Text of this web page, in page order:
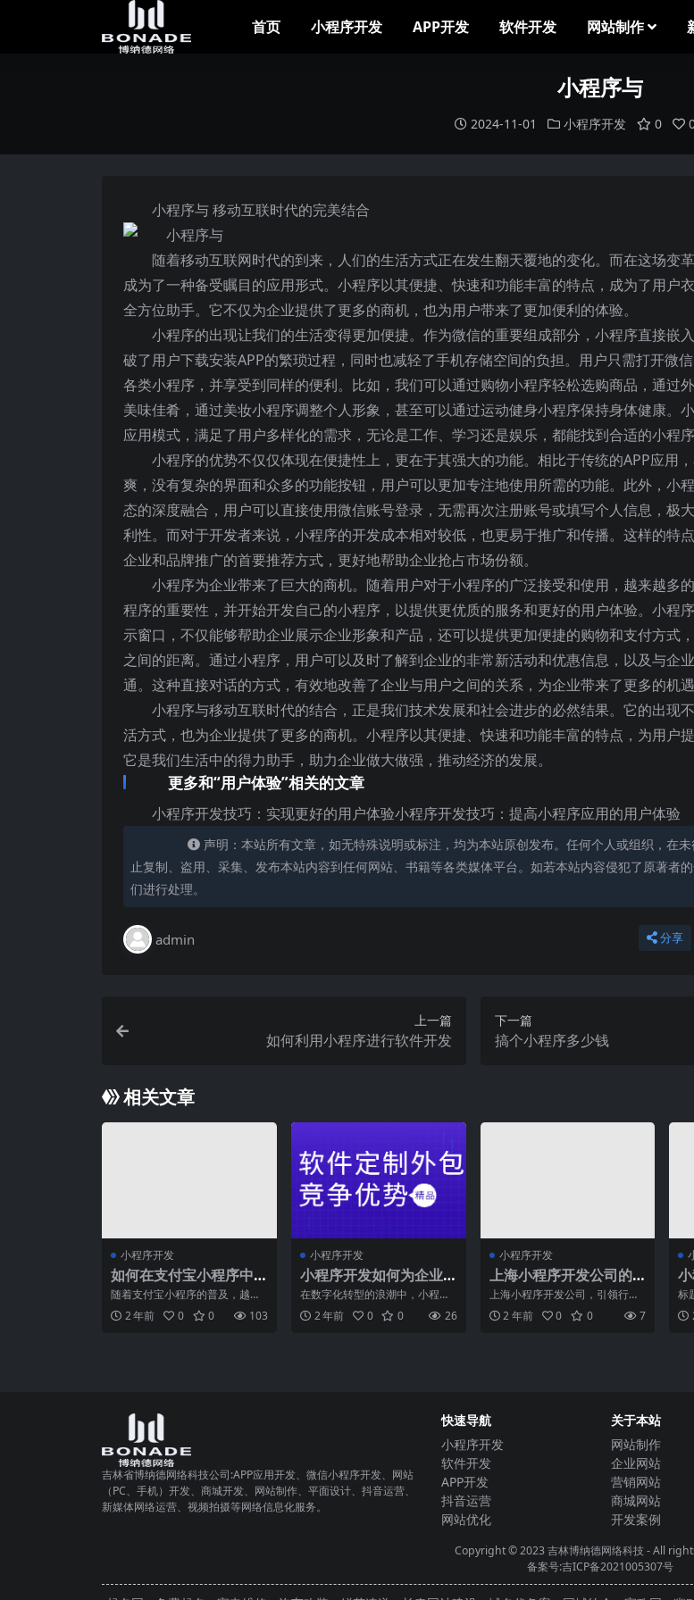
首页 小程序开发 APP开发 软件开发 网站制作
小程序与
2024-11-01 小程序开发 0
小程序与 移动互联时代的完美结合
随着移动互联网时代的到来，人们的生活方式正在发生翻天覆地的变化。而在这场变
成为了一种备受瞩目的应用形式。小程序以其便捷、快速和功能丰富的特点，成为了用户
全方位助手。它不仅为企业提供了更多的商机，也为用户带来了更加便利的体验。
小程序的出现让我们的生活变得更加便捷。作为微信的重要组成部分，小程序直接嵌
破了用户下载安装APP的繁琐过程，同时也减轻了手机存储空间的负担。用户只需打开微
各类小程序，并享受到同样的便利。比如，我们可以通过购物小程序轻松选购商品，通过
美味佳肴，通过美妆小程序调整个人形象，甚至可以通过运动健身小程序保持身体健康。
应用模式，满足了用户多样化的需求，无论是工作、学习还是娱乐，都能找到合适的小程序
小程序的优势不仅仅体现在便捷性上，更在于其强大的功能。相比于传统的APP应用
爽，没有复杂的界面和众多的功能按钮，用户可以更加专注地使用所需的功能。此外，小
态的深度融合，用户可以直接使用微信账号登录，无需再次注册账号或填写个人信息，极
利性。而对于开发者来说，小程序的开发成本相对较低，也更易于推广和传播。这样的特
企业和品牌推广的首要推荐方式，更好地帮助企业抢占市场份额。
小程序为企业带来了巨大的商机。随着用户对于小程序的广泛接受和使用，越来越多
程序的重要性，并开始开发自己的小程序，以提供更优质的服务和更好的用户体验。小程
示窗口，不仅能够帮助企业展示企业形象和产品，还可以提供更加便捷的购物和支付方式
之间的距离。通过小程序，用户可以及时了解到企业的非常新活动和优惠信息，以及与企
通。这种直接对话的方式，有效地改善了企业与用户之间的关系，为企业带来了更多的机遇
小程序与移动互联时代的结合，正是我们技术发展和社会进步的必然结果。它的出现
活方式，也为企业提供了更多的商机。小程序以其便捷、快速和功能丰富的特点，为用户提
它是我们生活中的得力助手，助力企业做大做强，推动经济的发展。
更多和“用户体验”相关的文章
小程序开发技巧：实现更好的用户体验小程序开发技巧：提高小程序应用的用户体验
声明：本站所有文章，如无特殊说明或标注，均为本站原创发布。任何个人或组织，在
止复制、盗用、采集、发布本站内容到任何网站、书籍等各类媒体平台。如若本站内容侵犯了原著者
们进行处理。
admin 分享
上一篇
如何利用小程序进行软件开发
下一篇
搞个小程序多少钱
相关文章
小程序开发
如何在支付宝小程序中
使用第三方库？
随着支付宝小程序的普及，越来
越多的开发者开始关注如何在支
付宝小程序中使用第三方库
2 年前 0 0 103
小程序开发
小程序开发如何为企业
打造高效运营管理的新
模式
在数字化转型的浪潮中，小程序
以其轻量化、便捷性和强大的社
交功能成为了企业运营管理
2 年前 0 0 26
小程序开发
上海小程序开发公司的
发展现状与趋势
上海小程序开发公司，引领行业
趋势掀起了一股小程序热潮的上
海小程序开发公司，以其专
2 年前 0 0 7
标
生
迅
吉林省博纳德网络科技公司:APP应用开发、微信小程序开发、网站
（PC、手机）开发、商城开发、网站制作、平面设计、抖音运营、
新媒体网络运营、视频拍摄等网络信息化服务。
快速导航
小程序开发
软件开发
APP开发
抖音运营
网站优化
关于本站
网站制作
企业网站
营销网站
商城网站
开发案例
Copyright © 2023吉林博纳德网络科技- All
备案号:吉ICP备2021005307号